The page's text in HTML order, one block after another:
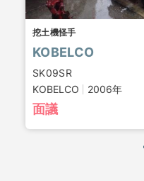
挖土機怪手
KOBELCO
SK09SR
KOBELCO
2006年
面議